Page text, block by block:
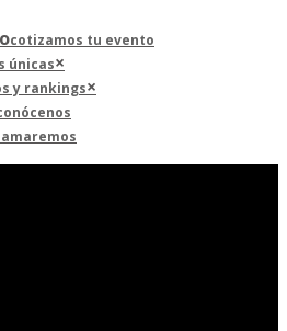
cotizamos tu evento
únicas×
y rankings×